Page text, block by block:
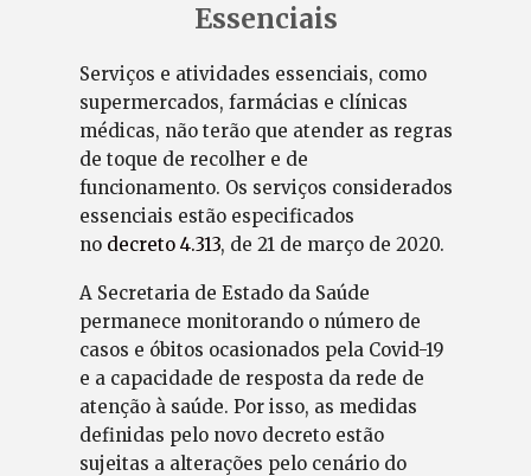
Essenciais
Serviços e atividades essenciais, como
supermercados, farmácias e clínicas
médicas, não terão que atender as regras
de toque de recolher e de
funcionamento. Os serviços considerados
essenciais estão especificados
no decreto 4.313, de 21 de março de 2020.
A Secretaria de Estado da Saúde
permanece monitorando o número de
casos e óbitos ocasionados pela Covid-19
e a capacidade de resposta da rede de
atenção à saúde. Por isso, as medidas
definidas pelo novo decreto estão
sujeitas a alterações pelo cenário do